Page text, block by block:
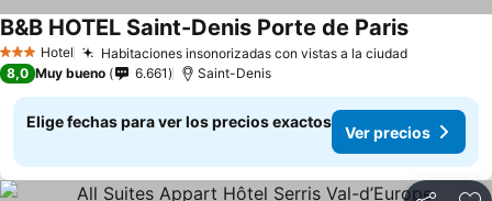
3 Estrellas
Hotel Habitaciones insonorizadas con vistas a la ciudad
B&B HOTEL Saint-Denis Porte de Paris
8,0 Muy bueno 6.661 Saint-Denis
Elige fechas para ver los precios exactos
Ver precios